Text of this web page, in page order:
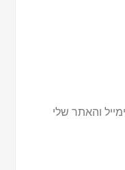
והאתר שלי